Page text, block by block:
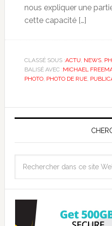
nous expliquer une
cette capacité […]
CLASSÉ SOUS :ACTU NEWS,
BALISÉ AVEC :MICHAEL
PHOTO, PHOTO DE RUE,